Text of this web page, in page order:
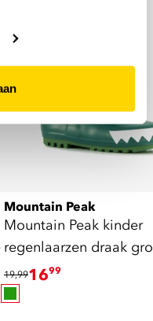
Mountain Peak
Mountain Peak kinder
regenlaarzen draak
19,991699